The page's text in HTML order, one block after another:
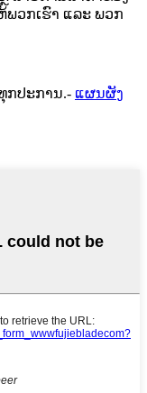
ພວກເຮົາ ແລະ ພວກ
ກປະການ.- ແຜນຜັງ